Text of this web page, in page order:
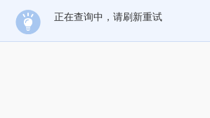
正在查询中，请刷新重试